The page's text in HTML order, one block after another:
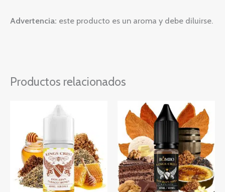
Advertencia: este producto es un aroma y debe diluirse.
Productos relacionados
Rango
de
precios:
desde
5,27 €
hasta
5,91 €
Este
producto
tiene
múltiples
variantes.
Las